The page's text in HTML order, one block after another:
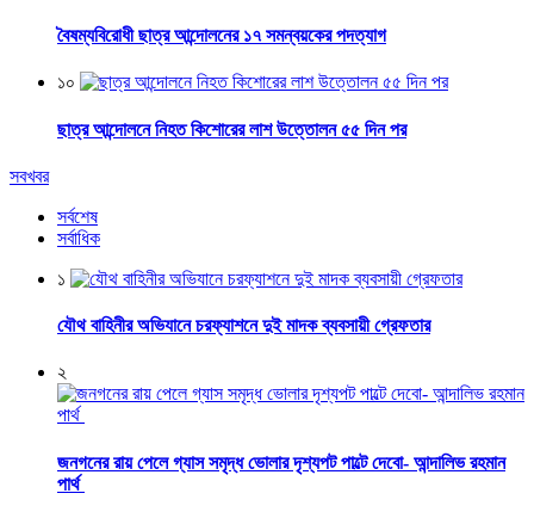
বৈষম্যবিরোধী ছাত্র আন্দোলনের ১৭ সমন্বয়কের পদত্যাগ
১০
ছাত্র আন্দোলনে নিহত কিশোরের লাশ উত্তোলন ৫৫ দিন পর
সবখবর
সর্বশেষ
সর্বাধিক
১
যৌথ বাহিনীর অভিযানে চরফ্যাশনে দুই মাদক ব্যবসায়ী গ্রেফতার
২
জনগনের রায় পেলে গ্যাস সমৃদ্ধ ভোলার দৃশ্যপট পাল্টে দেবো- আন্দালিভ রহমান
পার্থ